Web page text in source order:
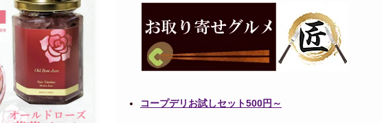
コープデリお試しセット500円～